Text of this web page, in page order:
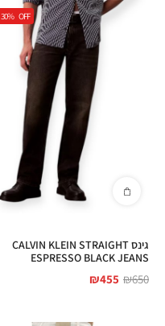
30% OFF
גינס CALVIN KLEIN STRAIGHT
ESPRESSO BLACK JEANS
₪650
₪455